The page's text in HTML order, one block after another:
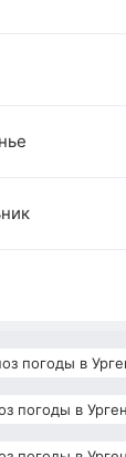
погоды в
погоды в